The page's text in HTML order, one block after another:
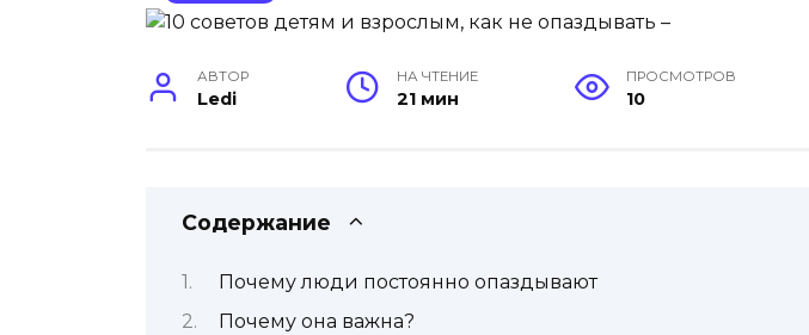
АВТОР
Ledi
НА ЧТЕНИЕ
21 мин
ПРОСМОТРОВ
10
Содержание
Почему люди постоянно опаздывают
Почему она важна?